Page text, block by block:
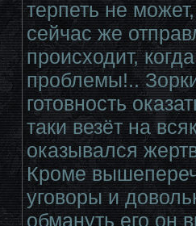
терпеть не
сейчас же
происходит,
проблемы!..
готовность
таки везёт на
оказывался
Кроме
уговоры и
обмануть его он